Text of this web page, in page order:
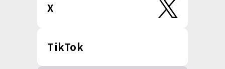
X
TikTok